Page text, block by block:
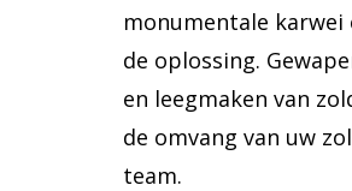
monumentale karwei
de oplossing.
en leegmaken van
de omvang van uw
team.